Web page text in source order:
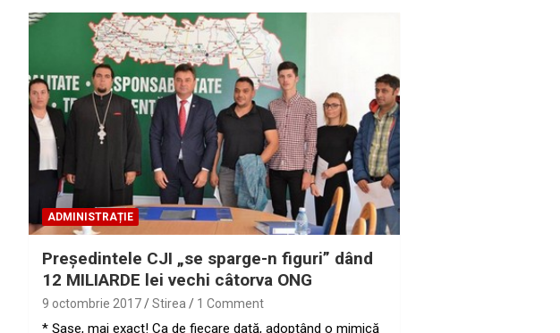
ADMINISTRAȚIE
Preşedintele CJI „se sparge-n figuri” dând
12 MILIARDE lei vechi câtorva ONG
9 octombrie 2017 Stirea 1 Comment
* Şase, mai exact! Ca de fiecare dată, adoptând o mimică